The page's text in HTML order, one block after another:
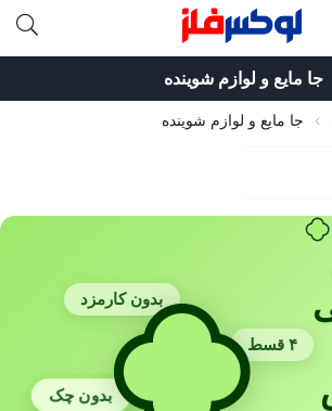
جا مایع و لوازم شوینده
جا مایع و لوازم شوینده
بدون کارمزد
۴ قسط
بدون چک